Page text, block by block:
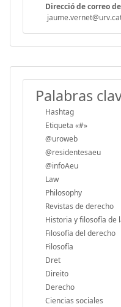
Direcció de correo
Palabras
Hashtag
Etiqueta «#»
@uroweb
@residentesaeu
@infoAeu
Law
Philosophy
Revistas de derecho
Historia y filosofía de
Filosofía del derecho
Filosofía
Dret
Direito
Derecho
Ciencias sociales